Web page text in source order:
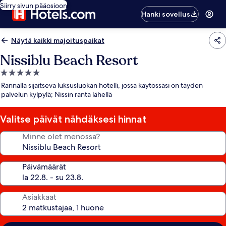
Siirry sivun pääosioon
Hanki sovellus
Näytä kaikki majoituspaikat
Nissiblu Beach Resort
5.0
tähden
majoituspaikka
Rannalla sijaitseva luksusluokan hotelli, jossa käytössäsi on täyden
palvelun kylpylä; Nissin ranta lähellä
Valitse päivät nähdäksesi hinnat
Minne olet menossa?
Päivämäärät
Asiakkaat